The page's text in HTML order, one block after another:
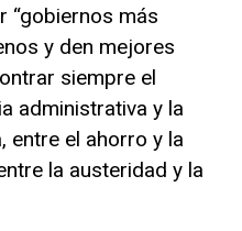
“gobiernos más
y den mejores
siempre el
administrativa y la
entre el ahorro y la
la austeridad y la